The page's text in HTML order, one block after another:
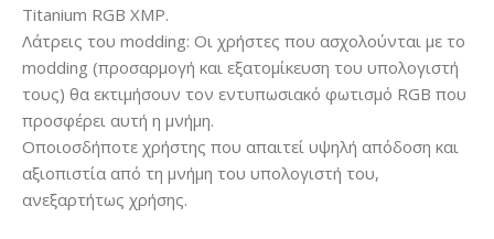
Titanium RGB XMP.
Λάτρεις του modding: Οι χρήστες που ασχολούνται με το
modding (προσαρμογή και εξατομίκευση του υπολογιστή
τους) θα εκτιμήσουν τον εντυπωσιακό φωτισμό RGB που
προσφέρει αυτή η μνήμη.
Οποιοσδήποτε χρήστης που απαιτεί υψηλή απόδοση και
αξιοπιστία από τη μνήμη του υπολογιστή του,
ανεξαρτήτως χρήσης.